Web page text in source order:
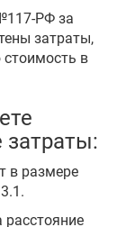
РФ за
затраты,
в
в размере
расстояние